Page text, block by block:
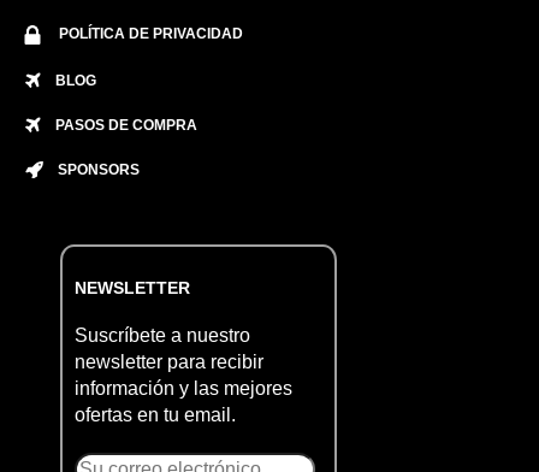
POLÍTICA DE PRIVACIDAD
BLOG
PASOS DE COMPRA
SPONSORS
NEWSLETTER
Suscríbete a nuestro
newsletter para recibir
información y las mejores
ofertas en tu email.